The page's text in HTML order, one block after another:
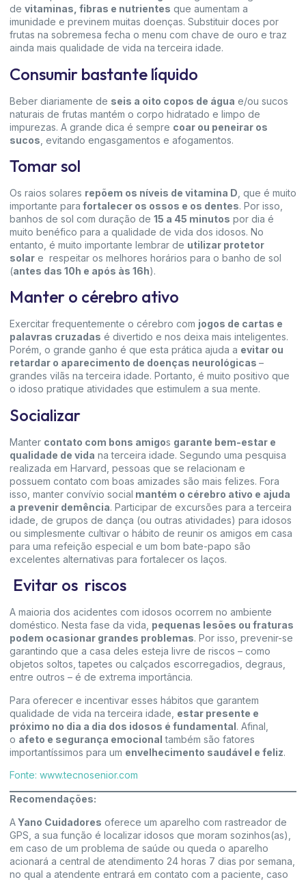
de vitaminas, fibras e nutrientes que aumentam a
imunidade e previnem muitas doenças. Substituir doces por
frutas na sobremesa fecha o menu com chave de ouro e traz
ainda mais qualidade de vida na terceira idade.
Consumir bastante líquido
Beber diariamente de seis a oito copos de água e/ou sucos
naturais de frutas mantém o corpo hidratado e limpo de
impurezas. A grande dica é sempre coar ou peneirar os
sucos , evitando engasgamentos e afogamentos.
Tomar sol
Os raios solares repõem os níveis de vitamina D , que é muito
importante para fortalecer os ossos e os dentes. Por isso,
banhos de sol com duração de 15 a 45 minutos por dia é
muito benéfico para a qualidade de vida dos idosos. No
entanto, é muito importante lembrar de utilizar protetor
solar e respeitar os melhores horários para o banho de sol
(antes das 10h e após às 16h).
Manter o cérebro ativo
Exercitar frequentemente o cérebro com jogos de cartas e
palavras cruzadas é divertido e nos deixa mais inteligentes.
Porém, o grande ganho é que esta prática ajuda a evitar ou
retardar o aparecimento de doenças neurológicas –
grandes vilãs na terceira idade. Portanto, é muito positivo que
o idoso pratique atividades que estimulem a sua mente.
Socializar
Manter contato com bons amigos garante bem-estar e
qualidade de vida na terceira idade. Segundo uma pesquisa
realizada em Harvard, pessoas que se relacionam e
possuem contato com boas amizades são mais felizes. Fora
isso, manter convívio social mantém o cérebro ativo e ajuda
a prevenir demência. Participar de excursões para a terceira
idade, de grupos de dança (ou outras atividades) para idosos
ou simplesmente cultivar o hábito de reunir os amigos em casa
para uma refeição especial e um bom bate-papo são
excelentes alternativas para fortalecer os laços.
Evitar os riscos
A maioria dos acidentes com idosos ocorrem no ambiente
doméstico. Nesta fase da vida, pequenas lesões ou fraturas
podem ocasionar grandes problemas. Por isso, prevenir-se
garantindo que a casa deles esteja livre de riscos – como
objetos soltos, tapetes ou calçados escorregadios, degraus,
entre outros – é de extrema importância.
Para oferecer e incentivar esses hábitos que garantem
qualidade de vida na terceira idade, estar presente e
próximo no dia a dia dos idosos é fundamental. Afinal,
o afeto e segurança emocional também são fatores
importantíssimos para um envelhecimento saudável e feliz.
Fonte: www.tecnosenior.com
Recomendações:
AYano Cuidadores oferece um aparelho com rastreador de
GPS, a sua função é localizar idosos que moram sozinhos(as),
em caso de um problema de saúde ou queda o aparelho
acionará a central de atendimento 24 horas 7 dias por semana,
no qual a atendente entrará em contato com a paciente, caso